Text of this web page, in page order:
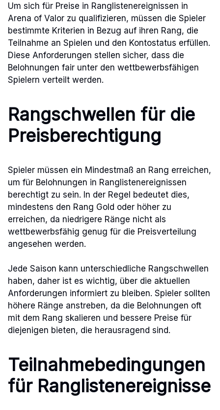
Um sich für Preise in Ranglistenereignissen in
Arena of Valor zu qualifizieren, müssen die Spieler
bestimmte Kriterien in Bezug auf ihren Rang, die
Teilnahme an Spielen und den Kontostatus erfüllen.
Diese Anforderungen stellen sicher, dass die
Belohnungen fair unter den wettbewerbsfähigen
Spielern verteilt werden.
Rangschwellen für die
Preisberechtigung
Spieler müssen ein Mindestmaß an Rang erreichen,
um für Belohnungen in Ranglistenereignissen
berechtigt zu sein. In der Regel bedeutet dies,
mindestens den Rang Gold oder höher zu
erreichen, da niedrigere Ränge nicht als
wettbewerbsfähig genug für die Preisverteilung
angesehen werden.
Jede Saison kann unterschiedliche Rangschwellen
haben, daher ist es wichtig, über die aktuellen
Anforderungen informiert zu bleiben. Spieler sollten
höhere Ränge anstreben, da die Belohnungen oft
mit dem Rang skalieren und bessere Preise für
diejenigen bieten, die herausragend sind.
Teilnahmebedingungen
für Ranglistenereignisse